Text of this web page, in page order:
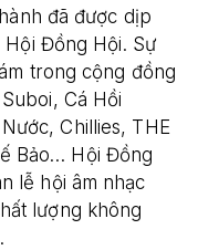
đã được dịp
Hội Đồng Hội. Sự
trong cộng đồng
Cá Hồi
Chillies, THE
Bảo… Hội Đồng
lễ hội âm nhạc
lượng không